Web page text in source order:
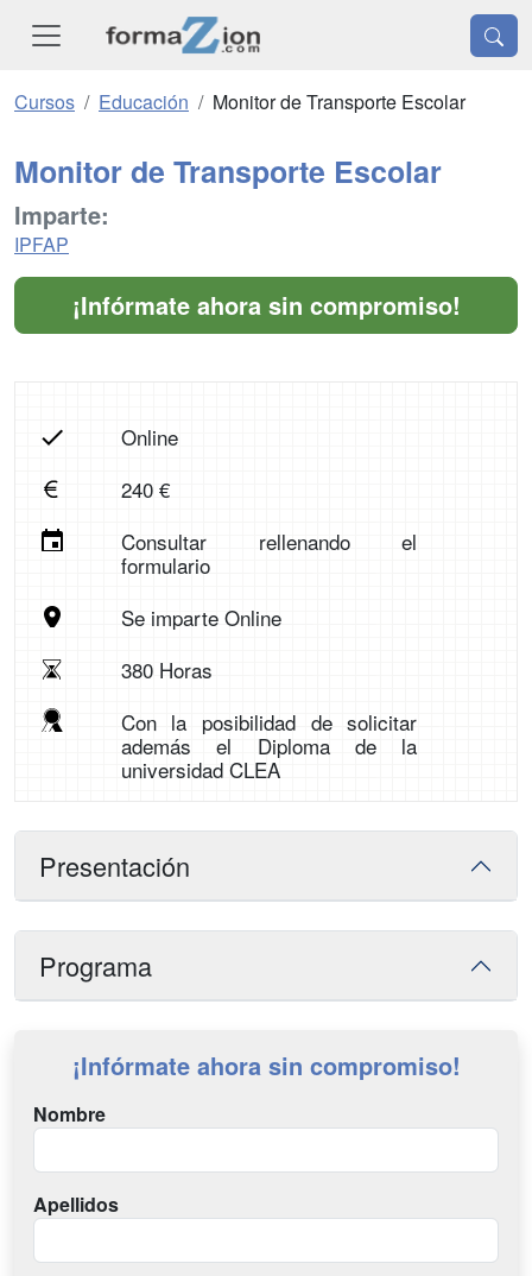
Cursos Educación Monitor de Transporte Escolar
Monitor de Transporte Escolar
Imparte:
IPFAP
¡Infórmate ahora sin compromiso!
Online
240 €
Consultar rellenando el
formulario
Se imparte Online
380 Horas
Con la posibilidad de solicitar
además el Diploma de la
universidad CLEA
Presentación
Programa
¡Infórmate ahora sin compromiso!
Nombre
Apellidos